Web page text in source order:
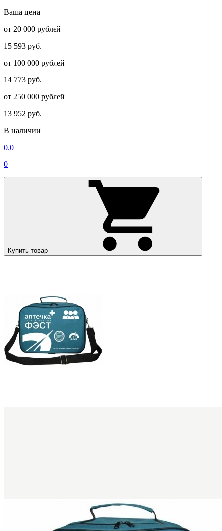
Ваша цена
от 20 000 рублей
15 593 руб.
от 100 000 рублей
14 773 руб.
от 250 000 рублей
13 952 руб.
В наличии
0.0
0
Купить товар